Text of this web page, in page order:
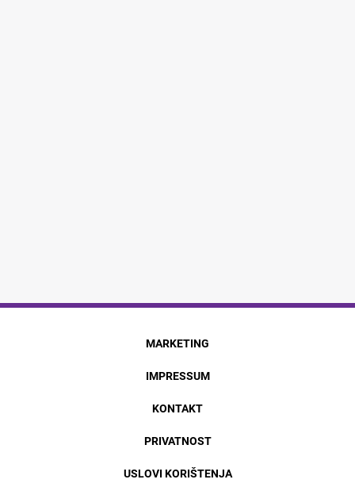
MARKETING
IMPRESSUM
KONTAKT
PRIVATNOST
USLOVI KORIŠTENJA